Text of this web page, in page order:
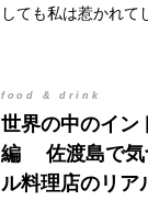
しても私は惹かれて
food & drink
世界の中のイン
編 佐渡島で気
ル料理店のリア